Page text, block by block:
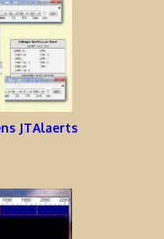
JTAlaerts